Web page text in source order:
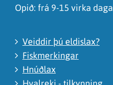
Opið: frá 9-15 virka daga
Veiddir þú eldislax?
Fiskmerkingar
Hnúðlax